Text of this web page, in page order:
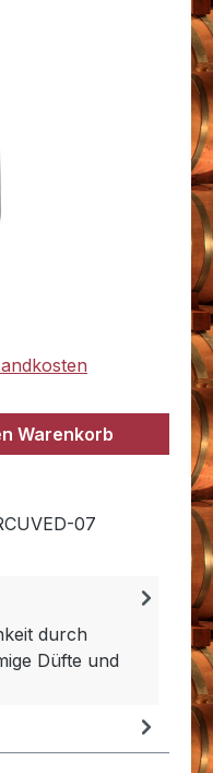
den
Warenkorb
07
durch
Düfte und